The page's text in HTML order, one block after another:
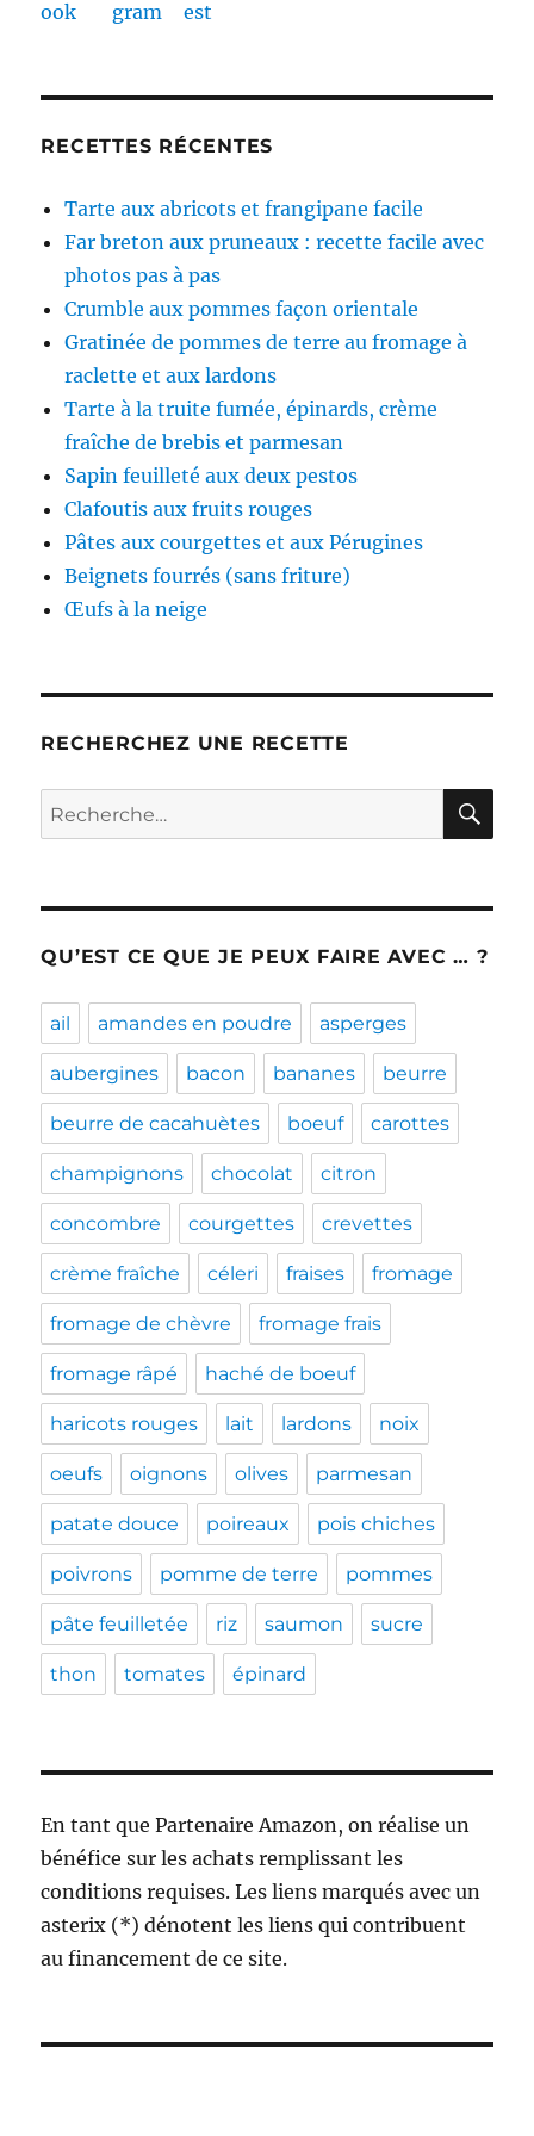
RECETTES RÉCENTES
Tarte aux abricots et frangipane facile
Far breton aux pruneaux : recette facile avec
photos pas à pas
Crumble aux pommes façon orientale
Gratinée de pommes de terre au fromage à
raclette et aux lardons
Tarte à la truite fumée, épinards, crème
fraîche de brebis et parmesan
Sapin feuilleté aux deux pestos
Clafoutis aux fruits rouges
Pâtes aux courgettes et aux Pérugines
Beignets fourrés (sans friture)
Œufs à la neige
RECHERCHEZ UNE RECETTE
Recherche
pour :
QU’EST CE QUE JE PEUX FAIRE AVEC … ?
ail amandes en poudre asperges
aubergines bacon bananes beurre
beurre de cacahuètes boeuf carottes
champignons chocolat citron
concombre courgettes crevettes
crème fraîche céleri fraises fromage
fromage de chèvre fromage frais
fromage râpé haché de boeuf
haricots rouges lait lardons noix
oeufs oignons olives parmesan
patate douce poireaux pois chiches
poivrons pomme de terre pommes
pâte feuilletée riz saumon sucre
thon tomates épinard
En tant que Partenaire Amazon, on réalise un
bénéfice sur les achats remplissant les
conditions requises. Les liens marqués avec un
asterix (*) dénotent les liens qui contribuent
au financement de ce site.